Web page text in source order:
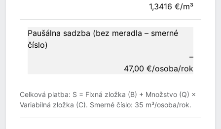
1,3416 €/m³
Paušálna sadzba (bez meradla – smerné
číslo)
–
47,00 €/osoba/rok
Celková platba: S = Fixná zložka (B) + Množstvo (Q) ×
Variabilná zložka (C). Smerné číslo: 35 m³/osoba/rok.